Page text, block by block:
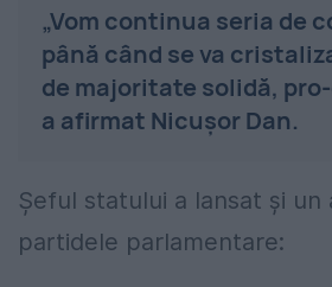
„Vom continua seria de
până când se va
de majoritate solidă,
a afirmat Nicușor Dan.
Șeful statului a lansat și un
partidele parlamentare: